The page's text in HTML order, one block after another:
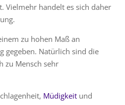
Vielmehr handelt es sich daher
zu hohen Maß an
gegeben. Natürlich sind die
zu Mensch sehr
Müdigkeitund